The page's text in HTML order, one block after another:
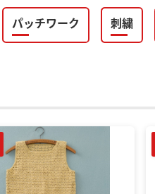
パッチワーク 刺繍